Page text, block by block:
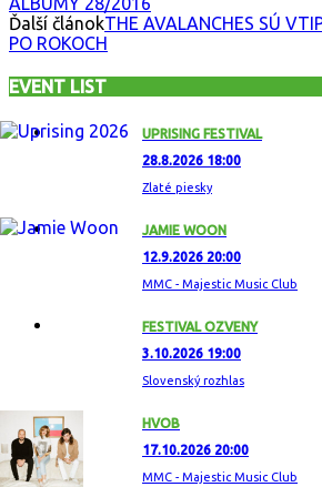
Ďalší článokTHE AVALANCHES SÚ
PO ROKOCH
EVENT LIST
UPRISING FESTIVAL
28.8.2026 18:00
Zlaté piesky
JAMIE WOON
12.9.2026 20:00
MMC - Majestic Music Club
FESTIVAL OZVENY
3.10.2026 19:00
Slovenský rozhlas
HVOB
17.10.2026 20:00
MMC - Majestic Music Club